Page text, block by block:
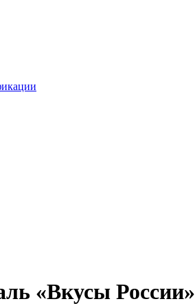
«Вкусы России»